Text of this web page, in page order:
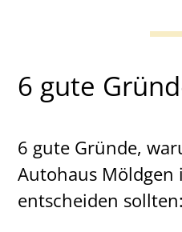
6 gute
6 gute Gründe,
Autohaus Möldgen
entscheiden sollten: